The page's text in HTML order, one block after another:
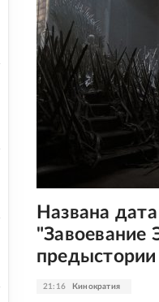
21:16 Кинократия
Названа
"Завоевание